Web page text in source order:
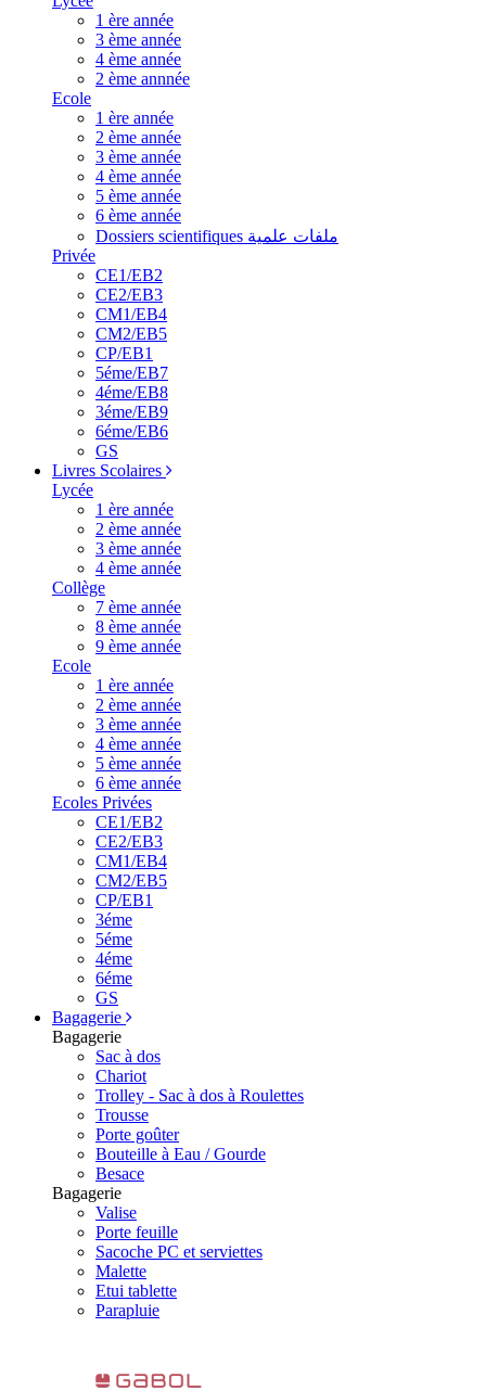
1 ère année
3 ème année
4 ème année
2 ème annnée
Ecole
1 ère année
2 ème année
3 ème année
4 ème année
5 ème année
6 ème année
Dossiers scientifiques ملفات علمية
Privée
CE1/EB2
CE2/EB3
CM1/EB4
CM2/EB5
CP/EB1
5éme/EB7
4éme/EB8
3éme/EB9
6éme/EB6
GS
Livres Scolaires
Lycée
1 ère année
2 ème année
3 ème année
4 ème année
Collège
7 ème année
8 ème année
9 ème année
Ecole
1 ère année
2 ème année
3 ème année
4 ème année
5 ème année
6 ème année
Ecoles Privées
CE1/EB2
CE2/EB3
CM1/EB4
CM2/EB5
CP/EB1
3éme
5éme
4éme
6éme
GS
Bagagerie
Bagagerie
Sac à dos
Chariot
Trolley - Sac à dos à Roulettes
Trousse
Porte goûter
Bouteille à Eau / Gourde
Besace
Bagagerie
Valise
Porte feuille
Sacoche PC et serviettes
Malette
Etui tablette
Parapluie